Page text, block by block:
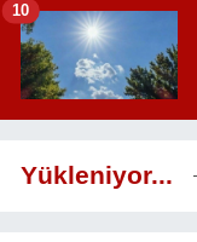
10
Yükleniyor...